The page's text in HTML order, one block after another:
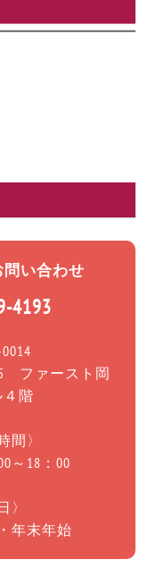
い合わせ
4193
ファースト岡
階
間〉
～18：00
〉
年末年始